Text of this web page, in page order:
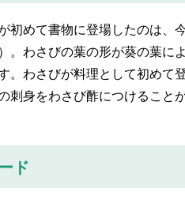
初めて書物に登場したのは、
。わさびの葉の形が葵の葉に
。わさびが料理として初めて
刺身をわさび酢につけること
ド